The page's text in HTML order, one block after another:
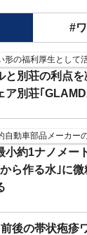
#
形の福利厚生として
と別荘の利点
ア別荘｢
自動車部品メーカー
小約1ナノメー
ら作る水｣に
後の帯状疱疹